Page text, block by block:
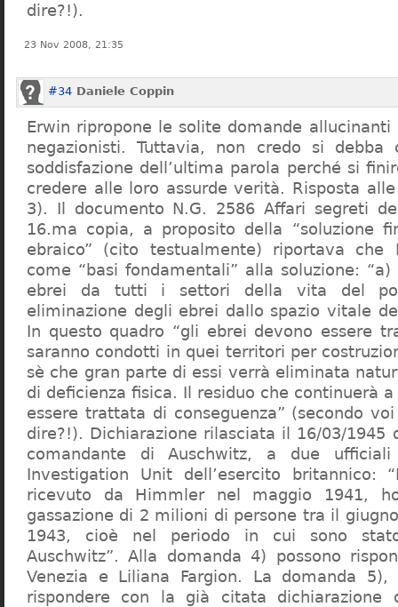
dire?!).
23 Nov 2008, 21:35
#34 Daniele Coppin
Erwin ripropone le solite domande
negazionisti. Tuttavia, non credo si debba
soddisfazione dell’ultima parola perché si
credere alle loro assurde verità. Risposta
3). Il documento N.G. 2586 Affari segreti
16.ma copia, a proposito della “soluzione
ebraico” (cito testualmente) riportava che
come “basi fondamentali” alla soluzione:
ebrei da tutti i settori della vita del
eliminazione degli ebrei dallo spazio vitale
In questo quadro “gli ebrei devono essere
saranno condotti in quei territori per
sè che gran parte di essi verrà eliminata
di deficienza fisica. Il residuo che continuerà
essere trattata di conseguenza” (secondo
dire?!). Dichiarazione rilasciata il 16/03/1945
comandante di Auschwitz, a due
Investigation Unit dell’esercito britannico:
ricevuto da Himmler nel maggio 1941,
gassazione di 2 milioni di persone tra il
1943, cioè nel periodo in cui sono
Auschwitz”. Alla domanda 4) possono
Venezia e Liliana Fargion. La domanda
rispondere con la già citata dichiarazione